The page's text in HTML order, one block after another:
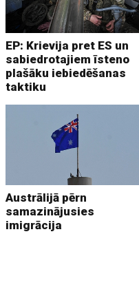
EP: Krievija pret ES un
sabiedrotajiem īsteno
plašāku iebiedēšanas
taktiku
Austrālijā pērn
samazinājusies
imigrācija